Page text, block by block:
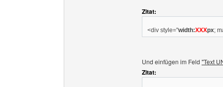
Zitat:
<div style="width:XXXpx;
Und einfügen im Feld "Text
Zitat: